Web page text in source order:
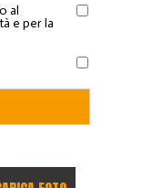
al
e per la